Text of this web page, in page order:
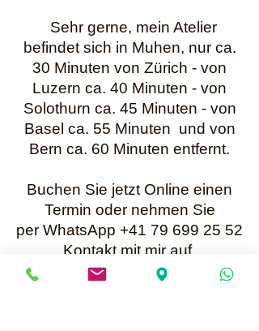
Sehr gerne, mein Atelier
befindet sich in Muhen, nur ca.
30 Minuten von Zürich - von
Luzern ca. 40 Minuten - von
Solothurn ca. 45 Minuten - von
Basel ca. 55 Minuten und von
Bern ca. 60 Minuten entfernt.
Buchen Sie jetzt Online einen
Termin oder nehmen Sie
per WhatsApp +41 79 699 25 52
Kontakt mit mir auf.